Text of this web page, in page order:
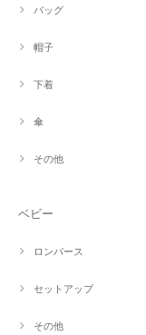
バッグ
帽子
下着
傘
その他
ベビー
ロンパース
セットアップ
その他